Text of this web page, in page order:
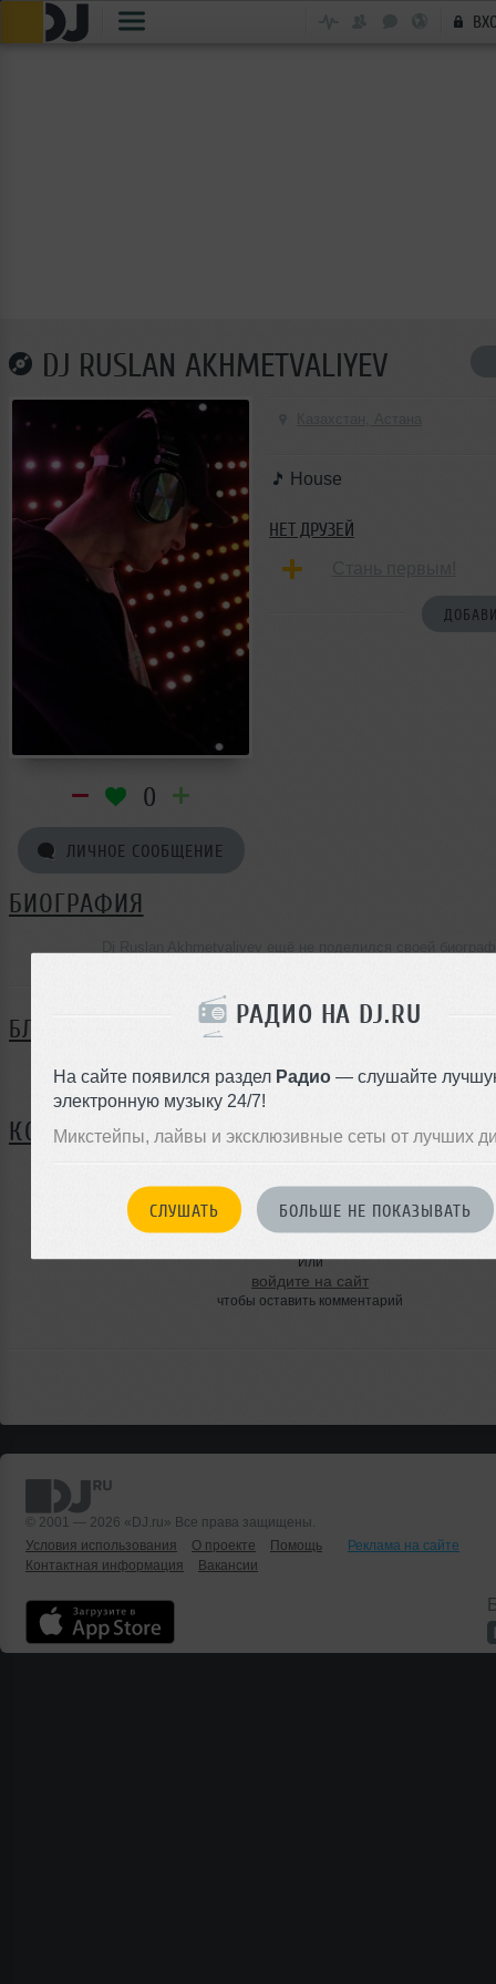
РАДИО НА DJ.RU
На сайте появился раздел Радио — слушайте
электронную музыку 24/7!
Микстейпы, лайвы и эксклюзивные сеты от лучших
СЛУШАТЬ БОЛЬШЕ НЕ ПОКАЗЫВАТЬ
DJ RUSLAN AKHMETVALIYEV
0
ЛИЧНОЕ СООБЩЕНИЕ
House
НЕТ ДРУЗЕЙ
БИОГРАФИЯ
БЛОГ
Нет записей в блоге
КОММЕНТАРИИ
ЗАРЕГИСТРИРУЙТЕСЬ
Или
войдите на сайт
чтобы оставить комментарий
© 2001 — 2026 «DJ.ru» Все права защищены.
Условия использования
О проекте Помощь
Реклама на сайте
Контактная информация
Вакансии